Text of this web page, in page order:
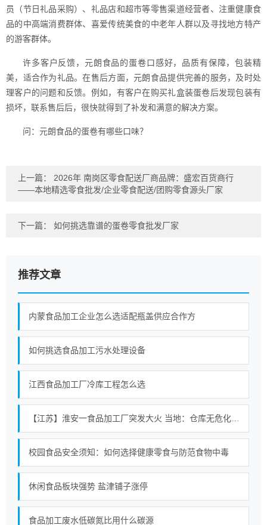
员（节日礼品采购）、礼品店和超市等零售渠道经营者、注重健康食
品的中高端消费群体、喜爱传统美食的中老年人群以及寻找地方特产
的游客群体。
许多客户反馈，元朗食品的蛋卷口感好，品质有保障，包装精
美，适合作为礼品。在售后方面，元朗食品提供完善的服务，及时处
理客户的问题和反馈。例如，有客户在购买礼盒装蛋卷后发现包装有
损坏，联系售后后，很快就得到了补发和满意的解决方案。
问：元朗食品的蛋卷有哪些口味？
上一篇： 2026年 南岗区零食配送厂商品牌：盛宏百货商行
——本地精选零食批发/企业零食配送/团购零食源头厂家
下一篇： 如何挑选靠谱的蛋卷零食批发厂家
推荐文章
内蒙食品加工企业怎么选适配瓶盖供应合作方
如何挑选食品加工污水处理设备
江西食品加工厂冷库工程怎么选
校园食品安全须知：如何选择健康零食与防范食物中毒
休闲食品板块强势 盐津铺子涨停
食品加工废水低碳氮比用什么碳源